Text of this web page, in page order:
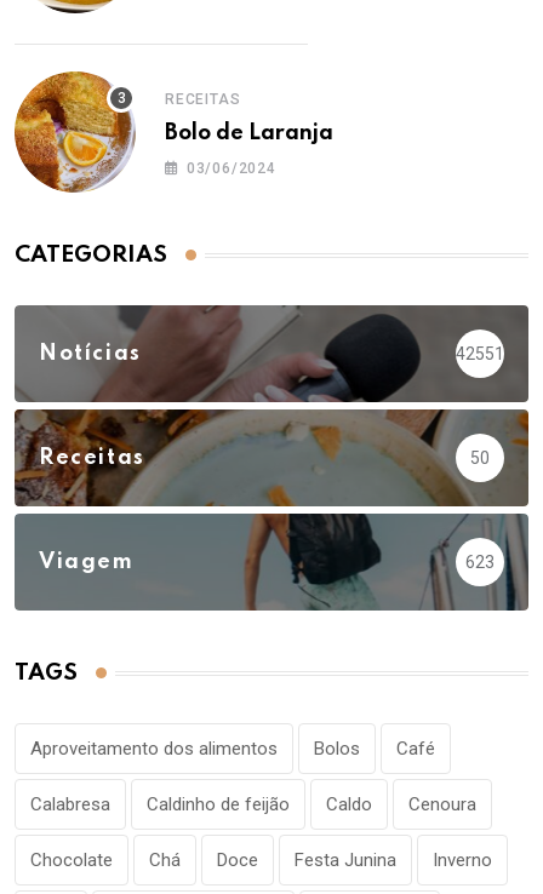
RECEITAS
Bolo de Laranja
03/06/2024
CATEGORIAS
Notícias 42551
Receitas 50
Viagem 623
TAGS
Aproveitamento dos alimentos Bolos Café
Calabresa Caldinho de feijão Caldo Cenoura
Chocolate Chá Doce Festa Junina Inverno